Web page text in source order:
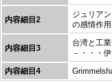
内容細目2
ジュリア
の感情作
内容細目3
台湾と工
－・・・
内容細目4